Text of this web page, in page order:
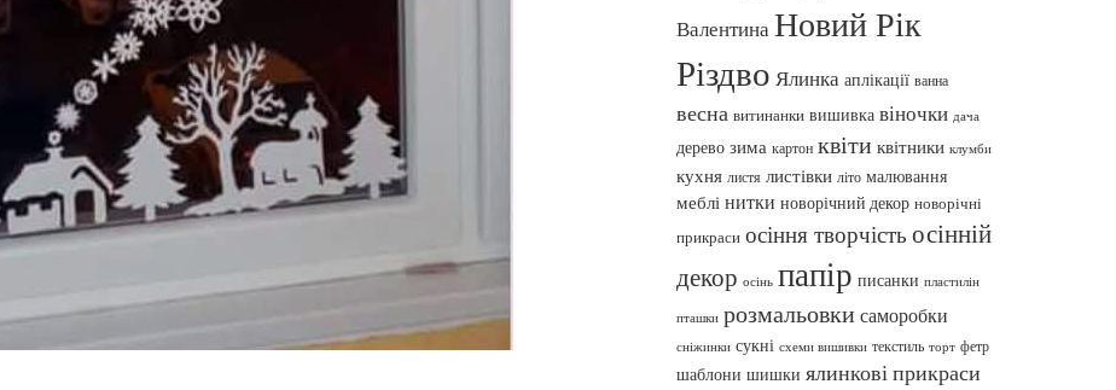
ВалентинаНовий Рік
Різдво Ялинка аплікації ванна
весна витинанки вишивка віночки дача
дерево зима картон квіти квітники клумби
кухня листя листівки літо малювання
меблі нитки новорічний декор новорічні
прикраси осіння творчість осінній
декор осінь папір писанки пластилін
пташки розмальовки саморобки
сніжинки сукні схеми вишивки текстиль торт фетр
шаблони шишки ялинкові прикраси